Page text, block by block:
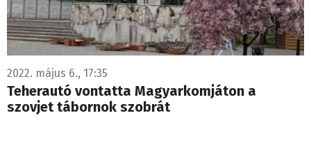
2022. május 6., 17:35
Teherautó vontatta Magyarkomjáton a
szovjet tábornok szobrát